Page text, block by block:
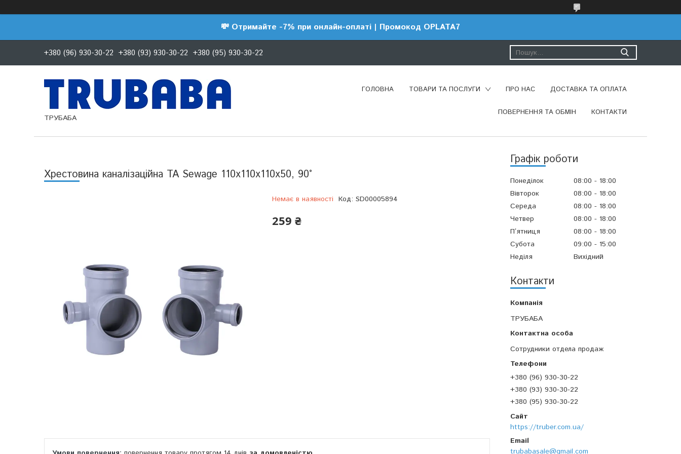
💸 Отримайте -7% при онлайн-оплаті | Промокод OPLATA7
+380 (96) 930-30-22 +380 (93) 930-30-22 +380 (95) 930-30-22
ТРУБАБА
ГОЛОВНА ТОВАРИ ТА ПОСЛУГИ ПРО НАС ДОСТАВКА ТА ОПЛАТА
ПОВЕРНЕННЯ ТА ОБМІН КОНТАКТИ
Графік роботи
Понеділок 08:00
18:00
Вівторок
08:00
18:00
Середа
08:00
18:00
Четвер
08:00
18:00
Пʼятниця
08:00
18:00
Субота
09:00
15:00
Неділя
Вихідний
Контакти
ТРУБАБА
Сотрудники отдела продаж
+380 (96) 930-30-22
+380 (93) 930-30-22
+380 (95) 930-30-22
https://truber.com.ua/
trubabasale@gmail.com
Хрестовина каналізаційна TA Sewage 110х110х110х50, 90°
Немає в наявності Код: SD00005894
259 ₴